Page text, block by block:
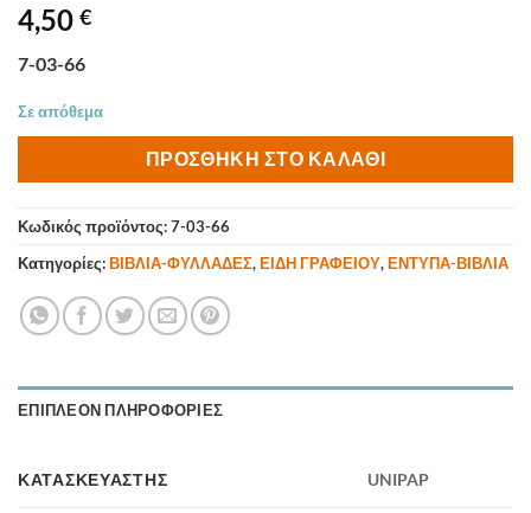
4,50 €
7-03-66
Σε απόθεμα
ΠΡΟΣΘΉΚΗ ΣΤΟ ΚΑΛΆΘΙ
Κωδικός προϊόντος:7-03-66
Κατηγορίες:ΒΙΒΛΙΑ-ΦΥΛΛΑΔΕΣ,ΕΙΔΗ ΓΡΑΦΕΙΟΥ,ΕΝΤΥΠΑ-ΒΙΒΛΙΑ
ΕΠΙΠΛΈΟΝ ΠΛΗΡΟΦΟΡΊΕΣ
ΚΑΤΑΣΚΕΥΑΣΤΗΣ UNIPAP